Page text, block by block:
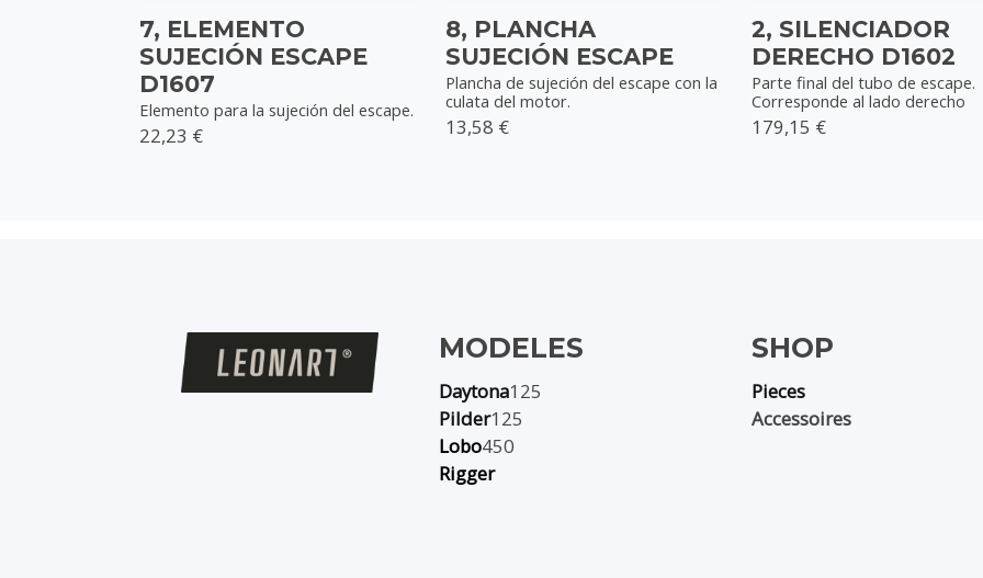
7, ELEMENTO
SUJECIÓN ESCAPE
D1607
Elemento para la sujeción del escape.
22,23 €
8, PLANCHA
SUJECIÓN ESCAPE
Plancha de sujeción del escape con la
culata del motor.
13,58 €
2, SILENCIADOR
DERECHO D1602
Parte final del tubo de escape.
Corresponde al lado derecho
179,15 €
MODELES
Daytona125
Pilder125
Lobo450
Rigger
SHOP
Pieces
Accessoires